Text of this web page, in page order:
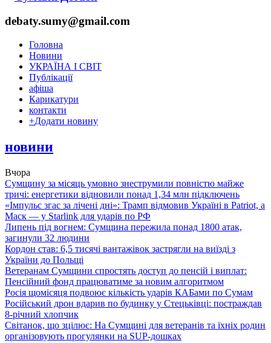
debaty.sumy@gmail.com
Головна
Новини
УКРАЇНА І СВІТ
Публікації
афіша
Карикатури
контакти
+Додати новину
новини
Вчора
Сумщину за місяць умовно знеструмили повністю майже
тричі: енергетики відновили понад 1,34 млн підключень
«Імпульс згас за лічені дні»: Трамп відмовив Україні в Patriot, а
Маск — у Starlink для ударів по РФ
Липень під вогнем: Сумщина пережила понад 1800 атак,
загинули 32 людини
Кордон став: 6,5 тисячі вантажівок застрягли на виїзді з
України до Польщі
Ветеранам Сумщини спростять доступ до пенсій і виплат:
Пенсійний фонд працюватиме за новим алгоритмом
Росія щомісяця подвоює кількість ударів КАБами по Сумам
Російський дрон вдарив по будинку у Стецьківці: постраждав
8-річний хлопчик
Світанок, що зцілює: На Сумщині для ветеранів та їхніх родин
організовують прогулянки на SUP-дошках